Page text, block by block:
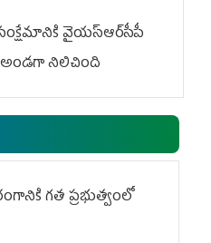
వైయ‌స్ఆర్‌సీపీ
అండగా నిలిచింది
గత ప్రభుత్వంలో